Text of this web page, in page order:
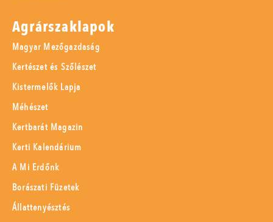
Agrárszaklapok
Magyar Mezőgazdaság
Kertészet és Szőlészet
Kistermelők Lapja
Méhészet
Kertbarát Magazin
Kerti Kalendárium
A Mi Erdőnk
Borászati Füzetek
Állattenyésztés